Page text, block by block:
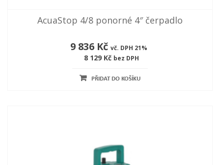
AcuaStop 4/8 ponorné 4″ čerpadlo
9 836 Kč vč. DPH 21%
8 129 Kč bez DPH
PŘIDAT DO KOŠÍKU